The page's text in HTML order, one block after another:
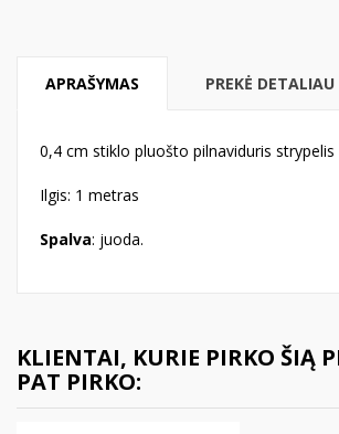
APRAŠYMAS PREKĖ DETALIAU
0,4 cm stiklo pluošto pilnaviduris strypelis
Ilgis: 1 metras
Spalva: juoda.
KLIENTAI, KURIE PIRKO ŠIĄ
PAT PIRKO: